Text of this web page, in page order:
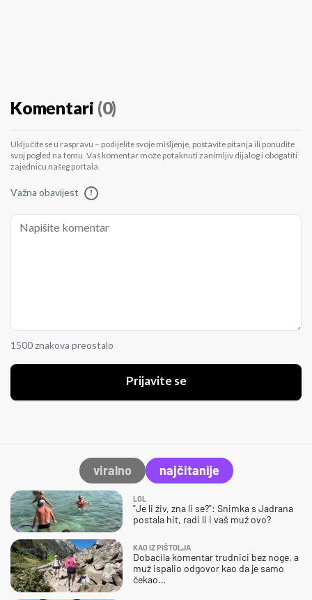
Komentari (0)
Uključite se u raspravu – podijelite svoje mišljenje, postavite pitanja ili ponudite
svoj pogled na temu. Vaš komentar može potaknuti zanimljiv dijalog i obogatiti
zajednicu našeg portala.
Važna obavijest !
1500 znakova preostalo
Prijavite se
viralno najčitanije
LOL
"Je li živ, zna li se?": Snimka s Jadrana
postala hit, radi li i vaš muž ovo?
KAO IZ PIŠTOLJA
Dobacila komentar trudnici bez noge, a
muž ispalio odgovor kao da je samo
čekao…